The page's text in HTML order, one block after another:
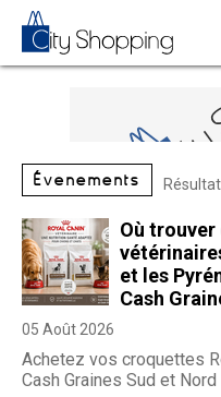
Évènements
Où
et les
Cash
05 Août 2026
Achetez vos croquettes
Cash Graines Sud et Nord